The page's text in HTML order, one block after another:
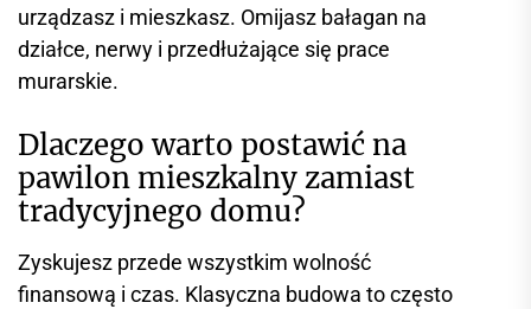
urządzasz i mieszkasz. Omijasz bałagan na
działce, nerwy i przedłużające się prace
murarskie.
Dlaczego warto postawić na
pawilon mieszkalny zamiast
tradycyjnego domu?
Zyskujesz przede wszystkim wolność
finansową i czas. Klasyczna budowa to często